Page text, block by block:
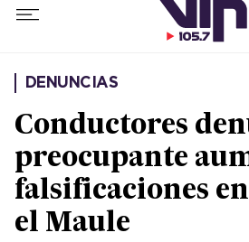
DENUNCIAS
Conductores
preocupante
falsificaciones
el Maule